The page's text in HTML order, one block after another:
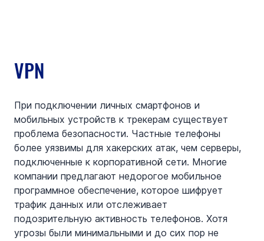
VPN
При подключении личных смартфонов и
мобильных устройств к трекерам существует
проблема безопасности. Частные телефоны
более уязвимы для хакерских атак, чем серверы,
подключенные к корпоративной сети. Многие
компании предлагают недорогое мобильное
программное обеспечение, которое шифрует
трафик данных или отслеживает
подозрительную активность телефонов. Хотя
угрозы были минимальными и до сих пор не